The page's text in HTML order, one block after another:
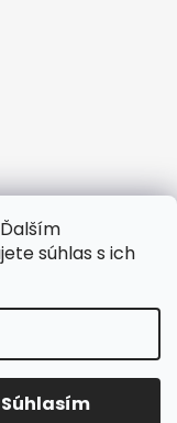
súhlas s ich
Súhlasím
. Všetky práva